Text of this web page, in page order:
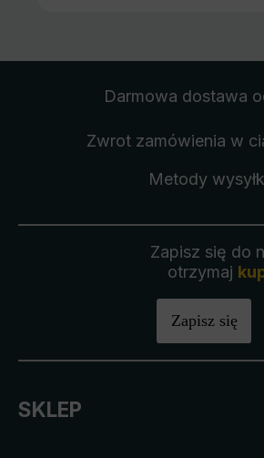
Darmowa dostawa
Zwrot zamówienia w
Metody
Zapisz się do
otrzymaj
Zapisz się
SKLEP